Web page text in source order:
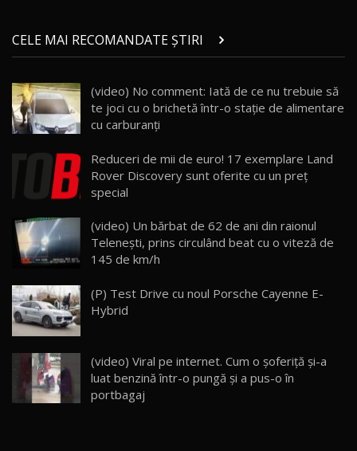
21
Micul BYD Dolphin Surf / Test Drive
AutoBlog.MD
16:59
22
Noua Mazda 6e / Test Drive AutoBlog.MD
26:59
Lynk & Co 01 / Test Drive AutoBlog.MD
25:19
24
ZEEKR 009: Cel mai Performant și Confortabil
Van Electric Testat în Moldova / AutoBlog.MD
26:38
25
mai Exclusiv și Puternic Defender Testat în
Moldova
32:21
26
AutoBlog.MD
10:57
Test Drive: Noile modele FENDT! Cum e să
CELE MAI RECOMANDATE ȘTIRI
(video) No comment: Iată de ce nu trebuie să
te joci cu o brichetă într-o staţie de alimentare
cu carburanţi
Reduceri de mii de euro! 17 exemplare Land
Rover Discovery sunt oferite cu un preţ
special
(video) Un bărbat de 62 de ani din raionul
Teleneşti, prins circulând beat cu o viteză de
145 de km/h
(P) Test Drive cu noul Porsche Cayenne E-
Hybrid
(video) Viral pe internet. Cum o şoferiţă şi-a
luat benzină într-o pungă şi a pus-o în
portbagaj